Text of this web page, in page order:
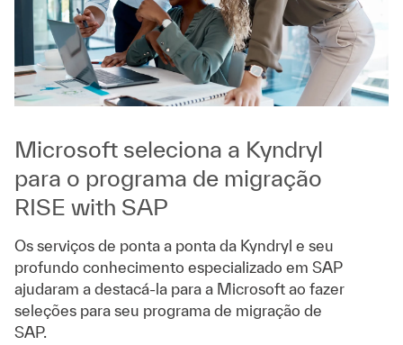
Microsoft seleciona a Kyndryl
para o programa de migração
RISE with SAP
Os serviços de ponta a ponta da Kyndryl e seu
profundo conhecimento especializado em SAP
ajudaram a destacá-la para a Microsoft ao fazer
seleções para seu programa de migração de
SAP.